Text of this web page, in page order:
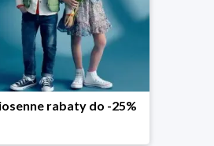
Dodatkowe -25% na wiosenne nowości